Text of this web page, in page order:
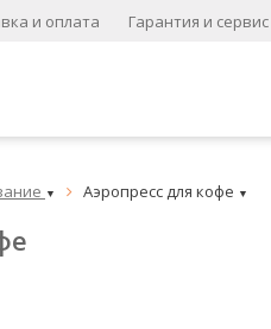
и оплата Гарантия и сервис
▼  Аэропресс для кофе ▼